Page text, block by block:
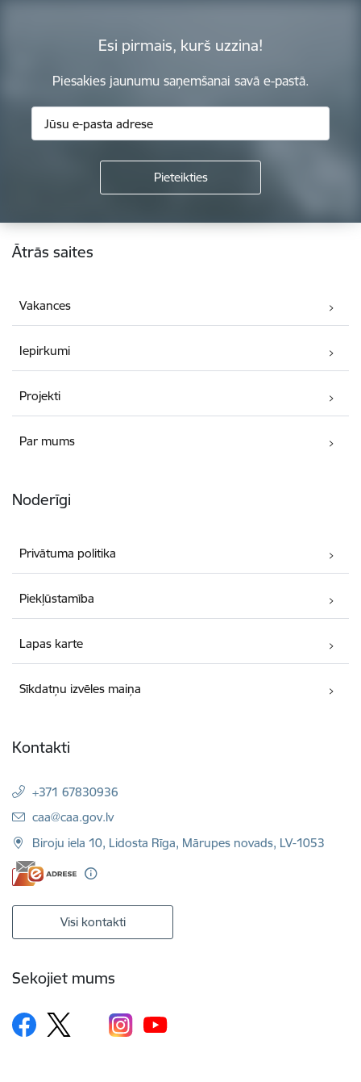
Esi pirmais, kurš uzzina!
Piesakies jaunumu saņemšanai savā e-pastā.
Kājene
Ātrās saites
Vakances
Iepirkumi
Projekti
Par mums
Noderīgi
Privātuma politika
Piekļūstamība
Lapas karte
Sīkdatņu izvēles maiņa
Kontakti
+371 67830936
E-pasts:
caa@caa.gov.lv
Biroju iela 10, Lidosta Rīga, Mārupes novads, LV-1053
Visi kontakti
Sekojiet mums